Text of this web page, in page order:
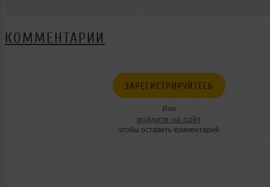
КОММЕНТАРИИ
ЗАРЕГИСТРИРУЙТЕСЬ
Или
войдите на сайт
чтобы оставить комментарий